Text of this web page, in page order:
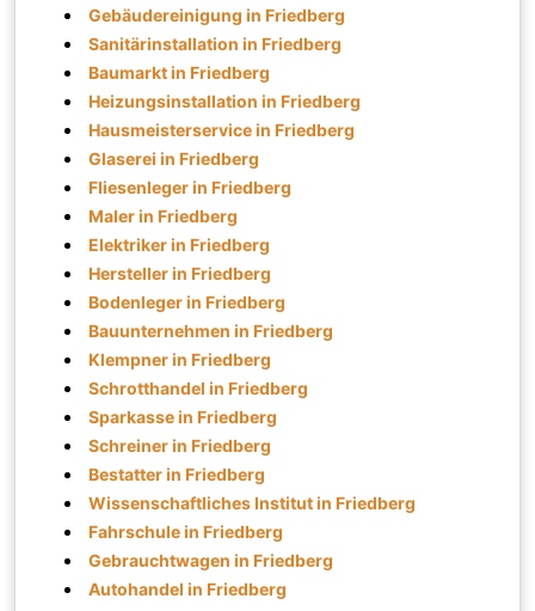
Gebäudereinigung in Friedberg
Sanitärinstallation in Friedberg
Baumarkt in Friedberg
Heizungsinstallation in Friedberg
Hausmeisterservice in Friedberg
Glaserei in Friedberg
Fliesenleger in Friedberg
Maler in Friedberg
Elektriker in Friedberg
Hersteller in Friedberg
Bodenleger in Friedberg
Bauunternehmen in Friedberg
Klempner in Friedberg
Schrotthandel in Friedberg
Sparkasse in Friedberg
Schreiner in Friedberg
Bestatter in Friedberg
Wissenschaftliches Institut in Friedberg
Fahrschule in Friedberg
Gebrauchtwagen in Friedberg
Autohandel in Friedberg